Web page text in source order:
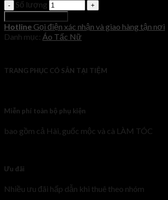
Số lượng
Hotline Gọi điện xác nhận và giao hàng tận nơi
Danh mục: Áo Tấc Nữ
TRANG PHỤC CÓ SẴN TẠI TIỆM
Miễn phí toàn bộ phụ kiện
bao gồm cả Hài, guốc mộc và cà LÀM TÓC
Ưu đãi
Nhiều ưu đãi hấp dẫn khi thuê theo nhóm